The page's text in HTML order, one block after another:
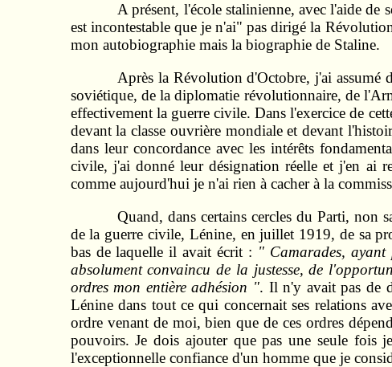
A présent, l'école stalinienne, avec l'aide de
est incontestable que je n'ai" pas dirigé la
mon autobiographie mais la biographie de Staline.
Après la Révolution d'Octobre, j'ai assumé
soviétique, de la diplomatie révolutionnaire, de
effectivement la guerre civile. Dans l'exercice de
devant la classe ouvrière mondiale et devant
dans leur concordance avec les intérêts
civile, j'ai donné leur désignation réelle et j'en ai
comme aujourd'hui je n'ai rien à cacher à la
Quand, dans certains cercles du Parti, non
de la guerre civile, Lénine, en juillet 1919, de sa
bas de laquelle il avait écrit : " Camarades, ayant
absolument convaincu de la justesse, de
ordres mon entière adhésion ". Il n'y avait pas de
Lénine dans tout ce qui concernait ses relations
ordre venant de moi, bien que de ces ordres
pouvoirs. Je dois ajouter que pas une seule fois
l'exceptionnelle confiance d'un homme que je